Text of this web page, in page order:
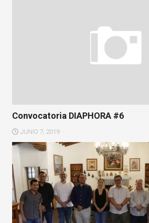
Convocatoria DIAPHORA #6
JUNIO 7, 2019